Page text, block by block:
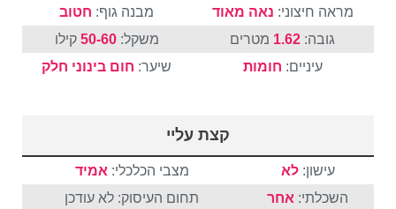
מראה חיצוני: נאה מאוד מבנה גוף: חטוב
גובה: 1.62 מטרים משקל:50-60 קילו
עיניים: חומות שיער: חום בינוני חלק
קצת עליי
עישון:לא מצבי הכלכלי: אמיד
השכלתי: אחר תחום העיסוק: לא עודכן